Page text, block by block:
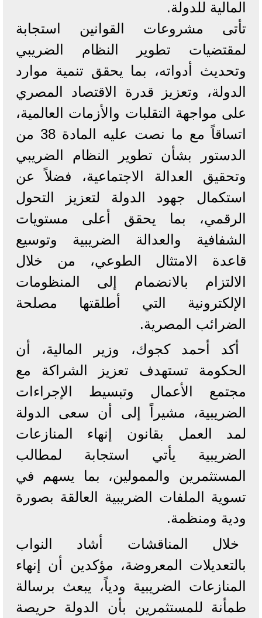
المالية للدولة.
تأتى مشروعات القوانين استجابة
لمقتضيات تطوير النظام الضريبي
وتحديث أدواته، بما يحقق تنمية موارد
الدولة، وتعزيز قدرة الاقتصاد المصري
على مواجهة التقلبات والأزمات العالمية،
اتساقاً مع ما نصت عليه المادة 38 من
الدستور بشأن تطوير النظام الضريبي
وتحقيق العدالة الاجتماعية، فضلاً عن
استكمال جهود الدولة لتعزيز التحول
الرقمي، بما يحقق أعلى مستويات
الشفافية والعدالة الضريبية وتوسيع
قاعدة الامتثال الطوعي، من خلال
الالتزام بالانضمام إلى المنظومات
الإلكترونية التي أطلقتها مصلحة
الضرائب المصرية.
أكد أحمد كجوك، وزير المالية، أن
الحكومة تستهدف تعزيز الشراكة مع
مجتمع الأعمال وتبسيط الإجراءات
الضريبية، مشيراً إلى أن سعى الدولة
لمد العمل بقانون إنهاء المنازعات
الضريبية يأتي استجابة لمطالب
المستثمرين والممولين، بما يسهم في
تسوية الملفات الضريبية العالقة بصورة
ودية ومنظمة.
خلال المناقشات أشاد النواب
بالتعديلات المعروضة، مؤكدين أن إنهاء
المنازعات الضريبية ودياً، يبعث برسالة
طمأنة للمستثمرين بأن الدولة حريصة